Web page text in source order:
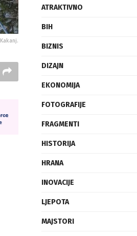
ATRAKTIVNO
BIH
BIZNIS
DIZAJN
EKONOMIJA
FOTOGRAFIJE
FRAGMENTI
HISTORIJA
HRANA
INOVACIJE
LJEPOTA
MAJSTORI